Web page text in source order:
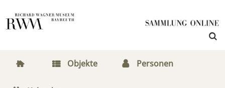
Objekte Personen